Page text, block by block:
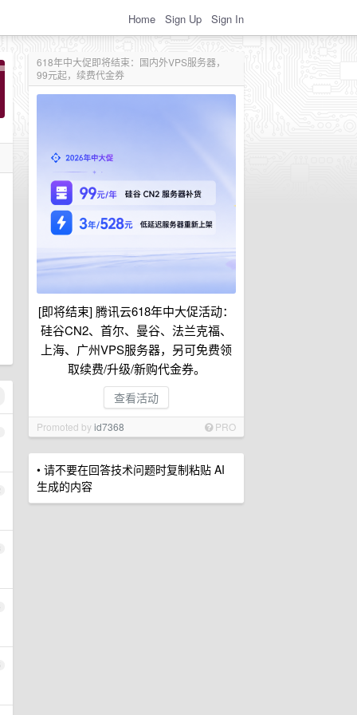
Home Sign Up Sign In
618年中大促即将结束：国内外VPS服务器，
99元起，续费代金券
[即将结束] 腾讯云618年中大促活动：
硅谷CN2、首尔、曼谷、法兰克福、
上海、广州VPS服务器，另可免费领
取续费/升级/新购代金券。
查看活动
Promoted byid7368 PRO
• 请不要在回答技术问题时复制粘贴 AI
生成的内容